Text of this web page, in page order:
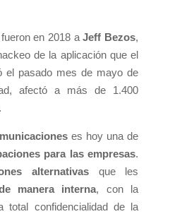
en 2018 aJeff Bezos,
de la aplicación que el
el pasado mes de mayo de
afectó a más de 1.400
es hoy una de
para las empresas.
alternativasque les
manera interna, con la
total confidencialidad de la